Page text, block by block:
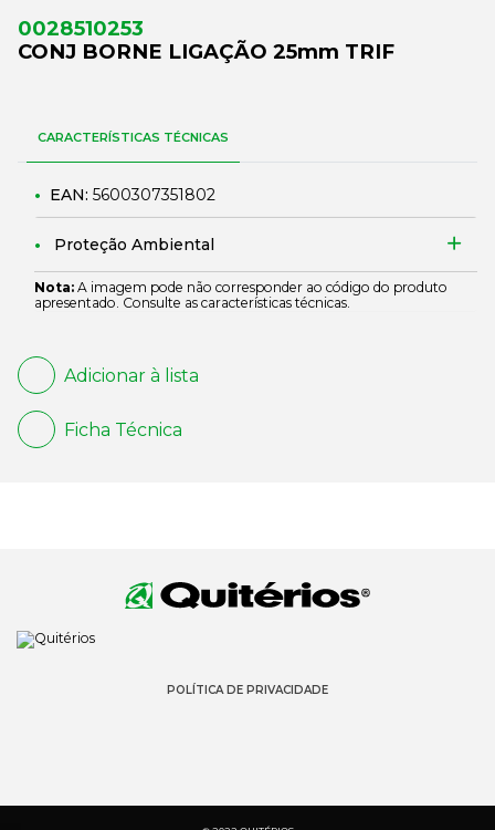
0028510253
CONJ BORNE LIGAÇÃO 25mm TRIF
CARACTERÍSTICAS TÉCNICAS
EAN: 5600307351802
Proteção Ambiental
Nota: A imagem pode não corresponder ao código do produto
apresentado. Consulte as características técnicas.
Adicionar à lista
Ficha Técnica
POLÍTICA DE PRIVACIDADE